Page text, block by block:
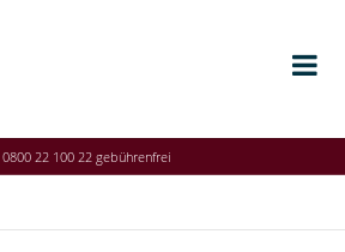
0800 22 100 22 gebührenfrei